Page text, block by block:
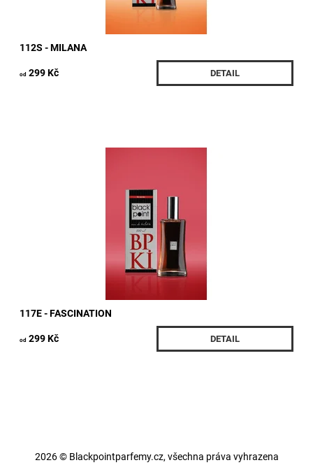
112S - MILANA
od 299 Kč DETAIL
meloun Srdce : zelené tóny, kmín, frézie, magnólie, růže,
konvalinka, květ mandloně,...
Skladem 2 ks
117E - FASCINATION
od 299 Kč DETAIL
2026 © Blackpointparfemy.cz, všechna práva vyhrazena